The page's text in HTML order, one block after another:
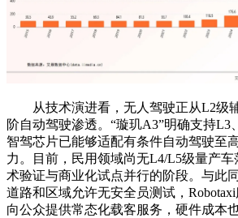
从技术演进看，无人驾驶正从L2级
阶自动驾驶渗透。“璇玑A3”明确支持L3
智驾芯片已能够适配有条件自动驾驶至
力。目前，民用领域尚无L4/L5级量产
术验证与商业化试点并行的阶段。与此
道路和区域允许无安全员测试，
向公众提供常态化载客服务，硬件成本